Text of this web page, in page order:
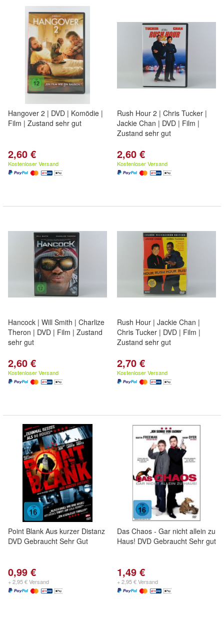
Hangover 2 | DVD | Komödie |
Film | Zustand sehr gut
2,60 €
Kostenloser Versand
Rush Hour 2 | Chris Tucker |
Jackie Chan | DVD | Film |
Zustand sehr gut
2,60 €
Kostenloser Versand
Hancock | Will Smith | Charlize
Theron | DVD | Film | Zustand
sehr gut
2,60 €
Kostenloser Versand
Rush Hour | Jackie Chan |
Chris Tucker | DVD | Film |
Zustand sehr gut
2,70 €
Kostenloser Versand
Point Blank Aus kurzer Distanz
DVD Gebraucht Sehr Gut
0,99 €
+ 2,95 € Versand
Das Chaos - Gar nicht allein zu
Haus! DVD Gebraucht Sehr gut
1,49 €
+ 2,95 € Versand